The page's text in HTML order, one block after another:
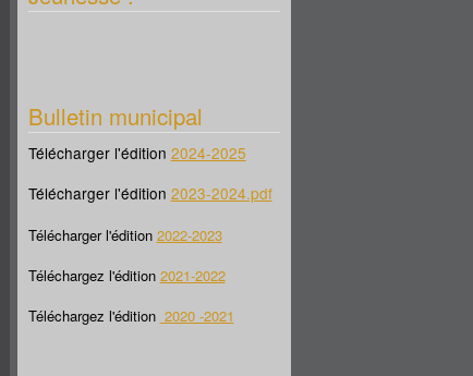
Bulletin municipal
Télécharger l'édition 2024-2025
Télécharger l'édition 2023-2024.pdf
Télécharger l'édition 2022-2023
Téléchargez l'édition 2021-2022
Téléchargez l'édition 2020 -2021